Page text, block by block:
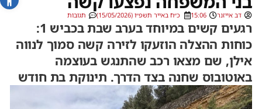
דב אייזנר 15:06 כ״ח באייר תשפ״ו (15/05/2026) תגובות
רגעים קשים במיוחד בערב שבת בכביש 1:
כוחות ההצלה הוזעקו לזירה קשה סמוך לנווה
אילן, שם מצאו רכב שהתנגש בעוצמה
באוטובוס שחנה בצד הדרך. תינוקת בת חודש